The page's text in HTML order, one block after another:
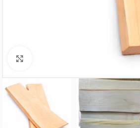
Нажмите, чтобы увеличить